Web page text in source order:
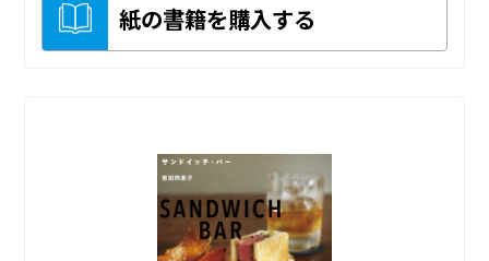
紙の書籍を購入する